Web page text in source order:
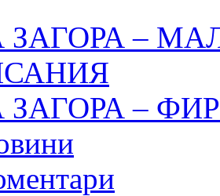
ЗАГОРА –
ЗАГОРА –